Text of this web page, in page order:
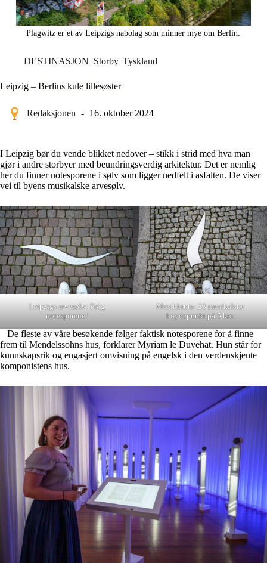
Plagwitz er et av Leipzigs nabolag som minner mye om Berlin.
DESTINASJON Storby, Tyskland
Leipzig – Berlins kule lillesøster
Redaksjonen 16. oktober 2024
I Leipzig bør du vende blikket nedover – stikk i strid med hva man
gjør i andre storbyer med beundringsverdig arkitektur. Det er nemlig
her du finner notesporene i sølv som ligger nedfelt i asfalten. De viser
vei til byens musikalske arvesølv.
Leipzigs arvesølv: Følg
notesporene!
Musikkruta: 23 musikalske
høydepunkt på 5 km.
– De fleste av våre besøkende følger faktisk notesporene for å finne
frem til Mendelssohns hus, forklarer Myriam le Duvehat. Hun står for
kunnskapsrik og engasjert omvisning på engelsk i den verdenskjente
komponistens hus.